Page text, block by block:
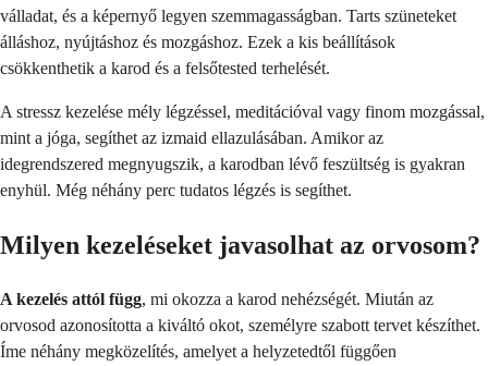
válladat, és a képernyő legyen szemmagasságban. Tarts szüneteket
álláshoz, nyújtáshoz és mozgáshoz. Ezek a kis beállítások
csökkenthetik a karod és a felsőtested terhelését.
A stressz kezelése mély légzéssel, meditációval vagy finom mozgással,
mint a jóga, segíthet az izmaid ellazulásában. Amikor az
idegrendszered megnyugszik, a karodban lévő feszültség is gyakran
enyhül. Még néhány perc tudatos légzés is segíthet.
Milyen kezeléseket javasolhat az orvosom?
A kezelés attól függ, mi okozza a karod nehézségét. Miután az
orvosod azonosította a kiváltó okot, személyre szabott tervet készíthet.
Íme néhány megközelítés, amelyet a helyzetedtől függően